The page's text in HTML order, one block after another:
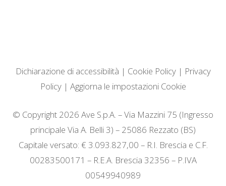
Dichiarazione di accessibilità | Cookie Policy| Privacy
Policy| Aggiorna le impostazioni Cookie
© Copyright 2026 Ave S.p.A. – Via Mazzini 75 (Ingresso
principale Via A. Belli 3) – 25086 Rezzato (BS)
Capitale versato: € 3.093.827,00 – R.I. Brescia e C.F.
00283500171 – R.E.A. Brescia 32356 – P.IVA
00549940989